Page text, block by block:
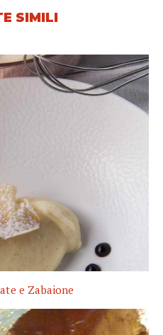
SIMILI
e Zabaione